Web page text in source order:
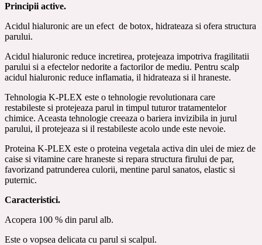
Principii active.
Acidul hialuronic are un efect de botox, hidrateaza si ofera structura
parului.
Acidul hialuronic reduce incretirea, protejeaza impotriva fragilitatii
parului si a efectelor nedorite a factorilor de mediu. Pentru scalp
acidul hialuronic reduce inflamatia, il hidrateaza si il hraneste.
Tehnologia K-PLEX este o tehnologie revolutionara care
restabileste si protejeaza parul in timpul tuturor tratamentelor
chimice. Aceasta tehnologie creeaza o bariera invizibila in jurul
parului, il protejeaza si il restabileste acolo unde este nevoie.
Proteina K-PLEX este o proteina vegetala activa din ulei de miez de
caise si vitamine care hraneste si repara structura firului de par,
favorizand patrunderea culorii, mentine parul sanatos, elastic si
puternic.
Caracteristici.
Acopera 100 % din parul alb.
Este o vopsea delicata cu parul si scalpul.